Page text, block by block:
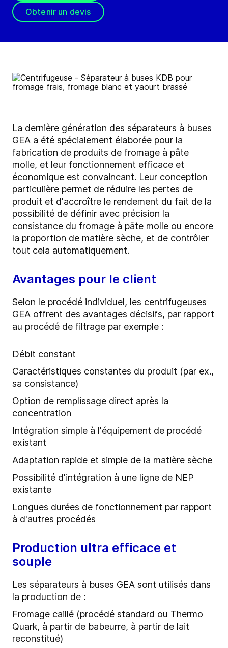
Obtenir un devis
La dernière génération des séparateurs à buses
GEA a été spécialement élaborée pour la
fabrication de produits de fromage à pâte
molle, et leur fonctionnement efficace et
économique est convaincant. Leur conception
particulière permet de réduire les pertes de
produit et d'accroître le rendement du fait de la
possibilité de définir avec précision la
consistance du fromage à pâte molle ou encore
la proportion de matière sèche, et de contrôler
tout cela automatiquement.
Avantages pour le client
Selon le procédé individuel, les centrifugeuses
GEA offrent des avantages décisifs, par rapport
au procédé de filtrage par exemple :
Débit constant
Caractéristiques constantes du produit (par ex.,
sa consistance)
Option de remplissage direct après la
concentration
Intégration simple à l'équipement de procédé
existant
Adaptation rapide et simple de la matière sèche
Possibilité d'intégration à une ligne de NEP
existante
Longues durées de fonctionnement par rapport
à d'autres procédés
Production ultra efficace et
souple
Les séparateurs à buses GEA sont utilisés dans
la production de :
Fromage caillé (procédé standard ou Thermo
Quark, à partir de babeurre, à partir de lait
reconstitué)